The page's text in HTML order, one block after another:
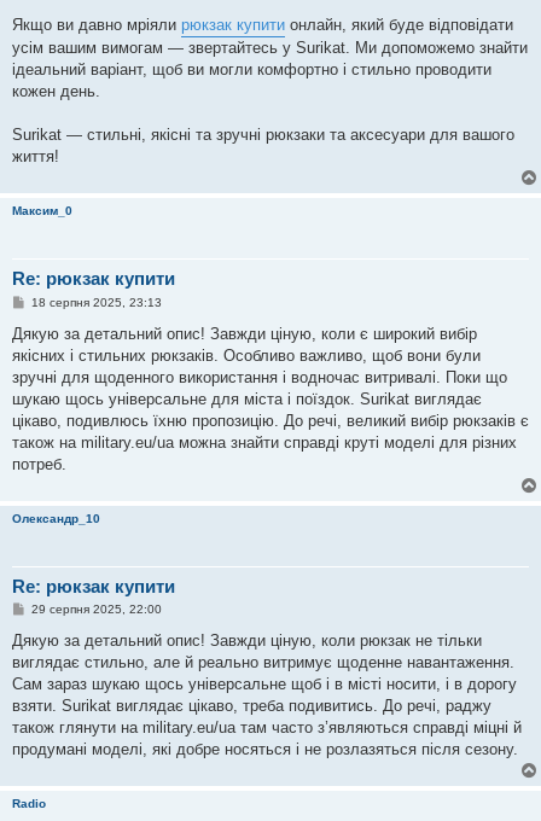
Якщо ви давно мріяли рюкзак купити онлайн, який буде відповідати
усім вашим вимогам — звертайтесь у Surikat. Ми допоможемо знайти
ідеальний варіант, щоб ви могли комфортно і стильно проводити
кожен день.
Surikat — стильні, якісні та зручні рюкзаки та аксесуари для вашого
життя!
Максим_0
Re: рюкзак купити
П
в
д
о
м
л
е
н
я
18 серпня 2025, 23:13
Дякую за детальний опис! Завжди ціную, коли є широкий вибір
якісних і стильних рюкзаків. Особливо важливо, щоб вони були
зручні для щоденного використання і водночас витривалі. Поки що
шукаю щось універсальне для міста і поїздок. Surikat виглядає
цікаво, подивлюсь їхню пропозицію. До речі, великий вибір рюкзаків є
також на military.eu/ua можна знайти справді круті моделі для різних
потреб.
Олександр_10
Re: рюкзак купити
П
в
д
о
л
е
н
29 серпня 2025, 22:00
Дякую за детальний опис! Завжди ціную, коли рюкзак не тільки
виглядає стильно, але й реально витримує щоденне навантаження.
Сам зараз шукаю щось універсальне щоб і в місті носити, і в дорогу
взяти. Surikat виглядає цікаво, треба подивитись. До речі, раджу
також глянути на military.eu/ua там часто з’являються справді міцні й
продумані моделі, які добре носяться і не розлазяться після сезону.
Radio